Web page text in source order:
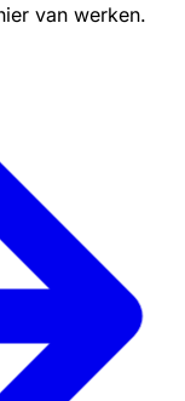
van werken.